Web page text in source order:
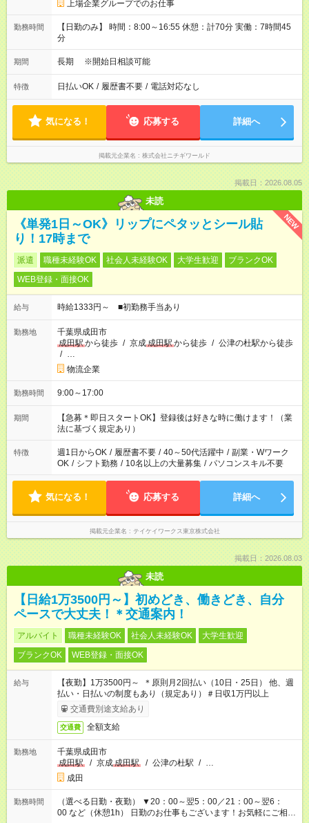
上場企業グループでのお仕事
勤務時間
【日勤のみ】 時間：8:00～16:55 休憩：計70分 実働：7時間45
分
期間 長期 ※開始日相談可能
特徴 日払いOK / 履歴書不要 / 電話対応なし
気になる！ 応募する 詳細へ
掲載元企業名 株式会社ニチギワールド
掲載日：2026.08.05
未読
NEW
《単発1日～OK》リップにペタッとシール貼
り！17時まで
派遣 職種未経験OK 社会人未経験OK 大学生歓迎
ブランクOK
WEB登録・面接OK
給与 時給1333円～ ■初勤務手当あり
勤務地
千葉県成田市
成田駅から徒歩 / 京成成田駅から徒歩 / 公津の杜駅から徒歩
/ …
物流企業
勤務時間 9:00～17:00
期間
【急募＊即日スタートOK】登録後は好きな時に働けます！（業
法に基づく規定あり）
特徴 週1日からOK / 履歴書不要 / 40～50代活躍中 / 副業・Wワーク
OK / シフト勤務 / 10名以上の大量募集 / パソコンスキル不要
気になる！ 応募する 詳細へ
掲載元企業名 テイケイワークス東京株式会社
掲載日：2026.08.03
未読
【日給1万3500円～】初めどき、働きどき、自分
ペースで大丈夫！＊交通案内！
アルバイト 職種未経験OK 社会人未経験OK
大学生歓迎
ブランクOK
WEB登録・面接OK
給与
【夜勤】1万3500円～ ＊原則月2回払い（10日・25日） 他、週
払い・日払いの制度もあり（規定あり）＃日収1万円以上
交通費別途支給あり
交通費 全額支給
勤務地
千葉県成田市
成田駅
/ 京成成田駅 / 公津の杜駅 / …
成田
勤務時間
（選べる日勤・夜勤） ▼20：00～翌5：00／21：00～翌6：
00 など（休憩1h） 日勤のお仕事もございます！お気軽にご相談